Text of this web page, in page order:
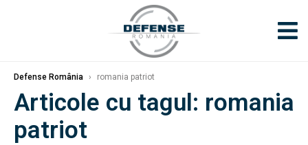
Defense România › romania patriot
Articole cu tagul: romania
patriot